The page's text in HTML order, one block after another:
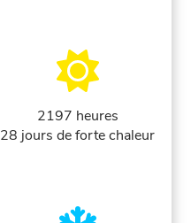
2197 heures
28 jours de forte chaleur